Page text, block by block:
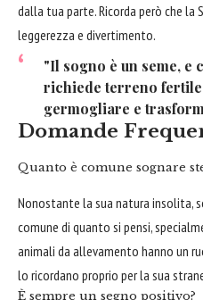
dalla tua parte. Ricorda però che la
leggerezza e divertimento.
"Il sogno è un seme, e
richiede terreno fertile
germogliare e
Domande
Quanto è comune sognare
Nonostante la sua natura insolita,
comune di quanto si pensi,
animali da allevamento hanno un
lo ricordano proprio per la sua
È sempre un segno positivo?